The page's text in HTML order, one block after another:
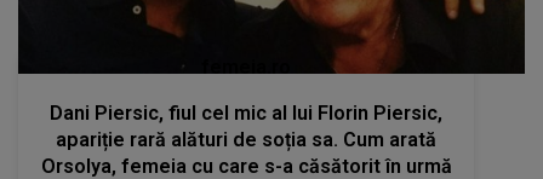
Dani Piersic, fiul cel mic al lui Florin Piersic,
apariție rară alături de soția sa. Cum arată
Orsolya, femeia cu care s-a căsătorit în urmă